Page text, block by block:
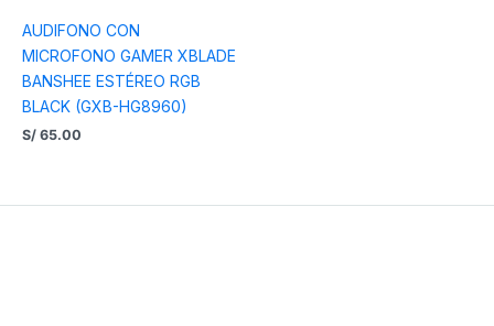
AUDIFONO CON
MICROFONO GAMER XBLADE
BANSHEE ESTÉREO RGB
BLACK (GXB-HG8960)
S/ 65.00